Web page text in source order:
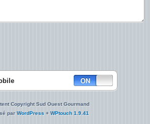
Copyright Sud Ouest Gourmand
parWordPress + WPtouch 1.9.41